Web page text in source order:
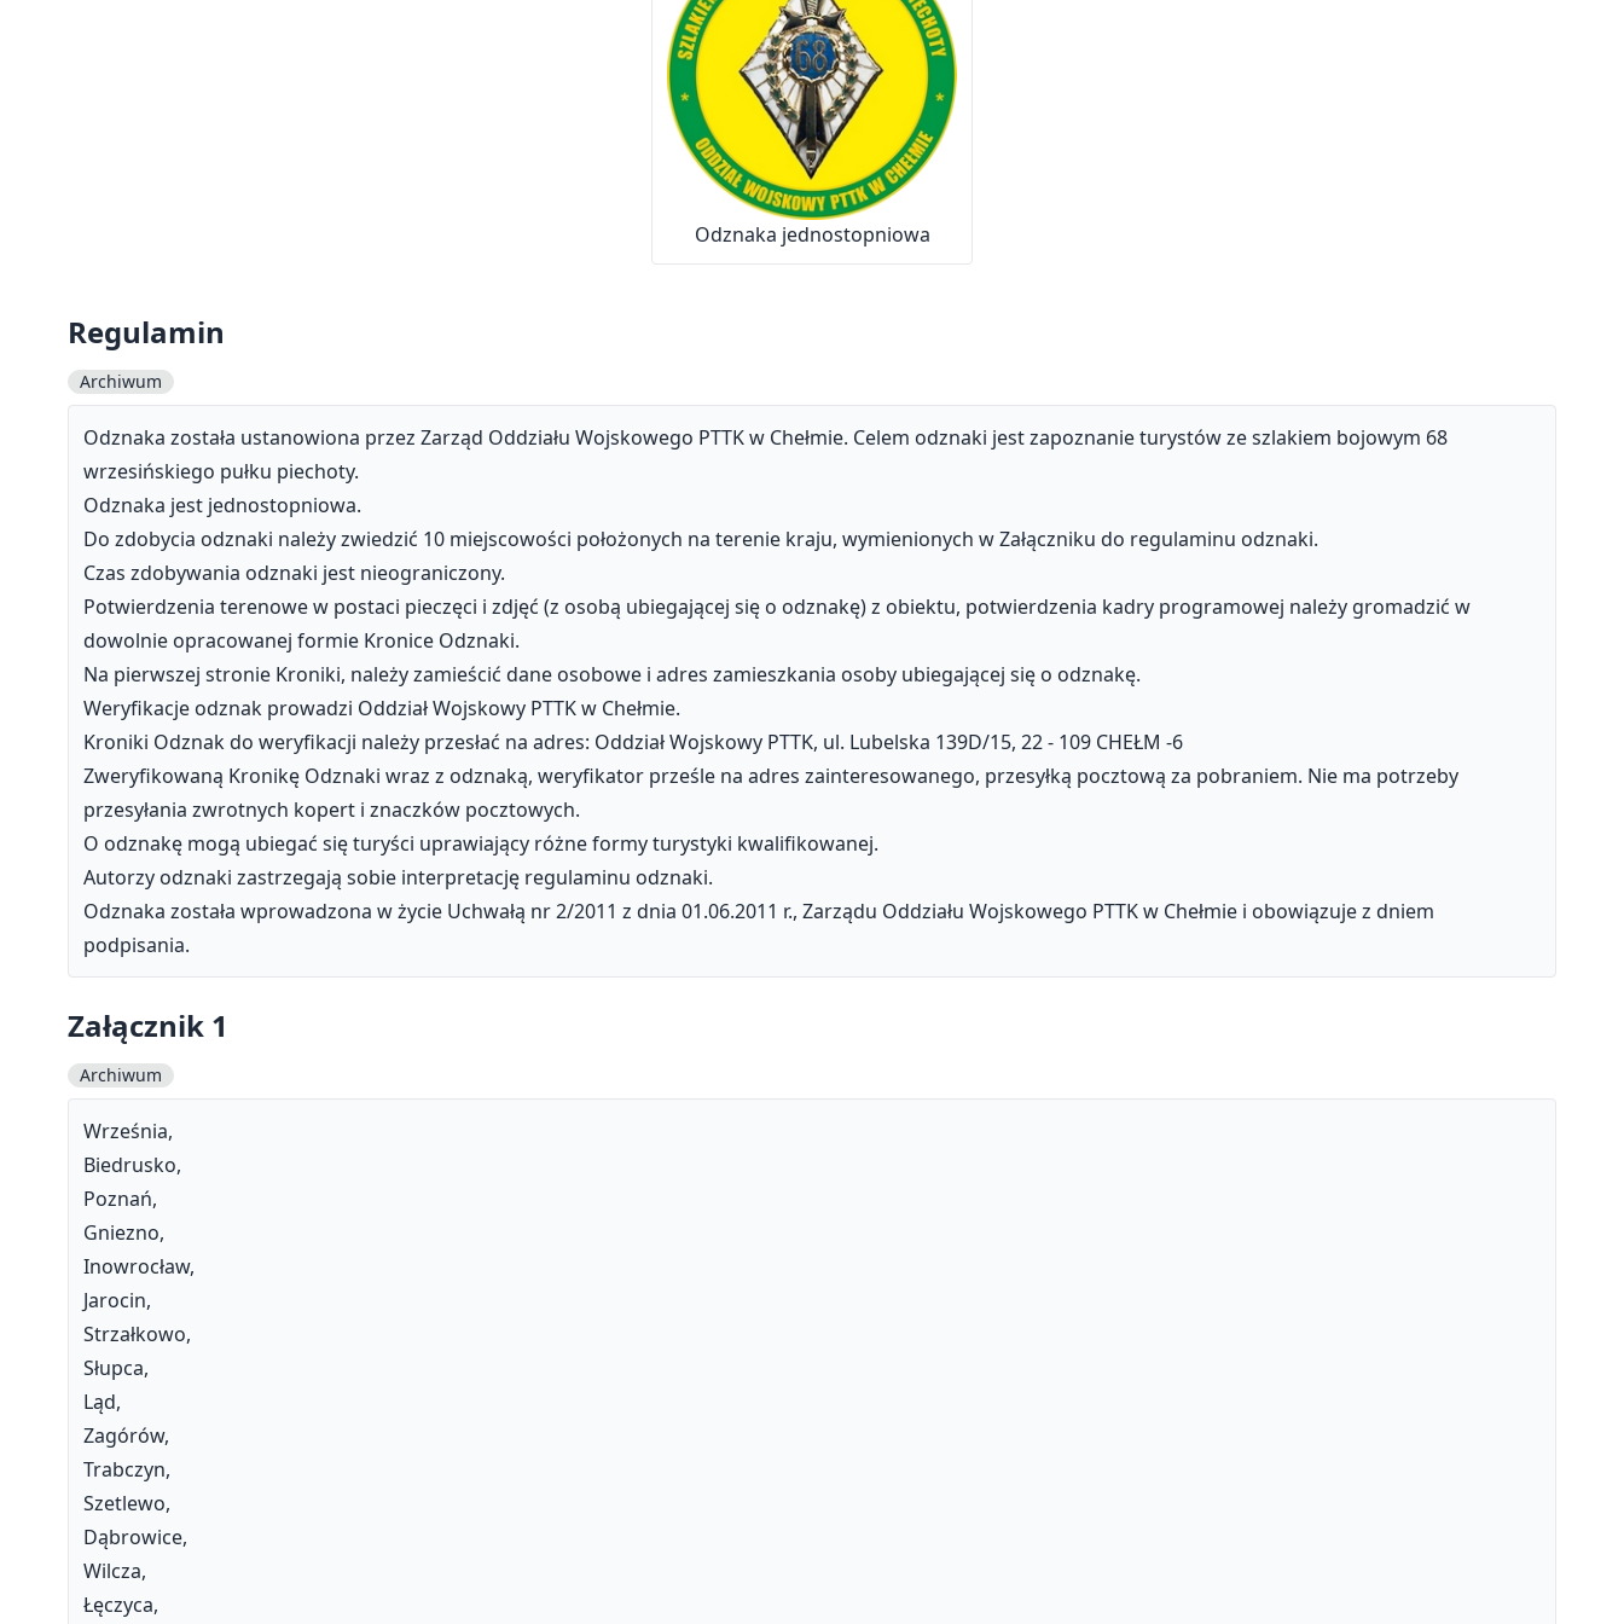
Odznaka jednostopniowa
Regulamin
Archiwum
Odznaka została ustanowiona przez Zarząd Oddziału Wojskowego PTTK w Chełmie. Celem odznaki jest zapoznanie turystów ze szlakiem bojowym 68
wrzesińskiego pułku piechoty.
Odznaka jest jednostopniowa.
Do zdobycia odznaki należy zwiedzić 10 miejscowości położonych na terenie kraju, wymienionych w Załączniku do regulaminu odznaki.
Czas zdobywania odznaki jest nieograniczony.
Potwierdzenia terenowe w postaci pieczęci i zdjęć (z osobą ubiegającej się o odznakę) z obiektu, potwierdzenia kadry programowej należy gromadzić w
dowolnie opracowanej formie Kronice Odznaki.
Na pierwszej stronie Kroniki, należy zamieścić dane osobowe i adres zamieszkania osoby ubiegającej się o odznakę.
Weryfikacje odznak prowadzi Oddział Wojskowy PTTK w Chełmie.
Kroniki Odznak do weryfikacji należy przesłać na adres: Oddział Wojskowy PTTK, ul. Lubelska 139D/15, 22 - 109 CHEŁM -6
Zweryfikowaną Kronikę Odznaki wraz z odznaką, weryfikator prześle na adres zainteresowanego, przesyłką pocztową za pobraniem. Nie ma potrzeby
przesyłania zwrotnych kopert i znaczków pocztowych.
O odznakę mogą ubiegać się turyści uprawiający różne formy turystyki kwalifikowanej.
Autorzy odznaki zastrzegają sobie interpretację regulaminu odznaki.
Odznaka została wprowadzona w życie Uchwałą nr 2/2011 z dnia 01.06.2011 r., Zarządu Oddziału Wojskowego PTTK w Chełmie i obowiązuje z dniem
podpisania.
Załącznik 1
Archiwum
Września,
Biedrusko,
Poznań,
Gniezno,
Inowrocław,
Jarocin,
Strzałkowo,
Słupca,
Ląd,
Zagórów,
Trabczyn,
Szetlewo,
Dąbrowice,
Wilcza,
Łęczyca,